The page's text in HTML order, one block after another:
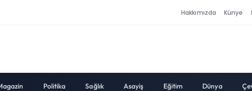
Hakkımızda Künye
Politika Sağlık Asayiş Eğitim Dünya